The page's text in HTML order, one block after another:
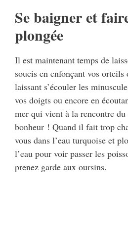
Se baigner et
plongée
Il est maintenant temps de
soucis en enfonçant vos orteils
laissant s’écouler les
vos doigts ou encore en
mer qui vient à la rencontre
bonheur ! Quand il fait trop
vous dans l’eau turquoise et
l’eau pour voir passer les
prenez garde aux oursins.